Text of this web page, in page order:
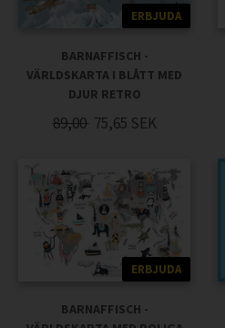
ERBJUDA
BARNAFFISCH -
VÄRLDSKARTA I BLÅTT MED
DJUR RETRO
89,00 75,65 SEK
ERBJUDA
BARNAFFISCH -